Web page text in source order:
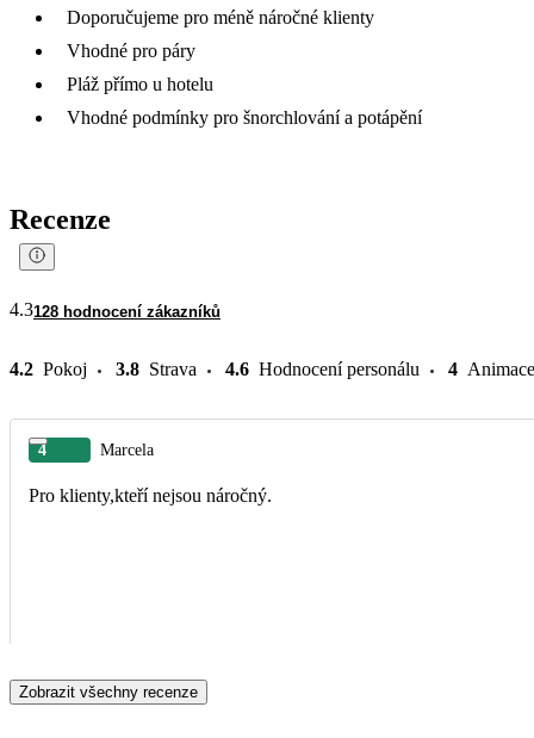
Doporučujeme pro méně náročné klienty
Vhodné pro páry
Pláž přímo u hotelu
Vhodné podmínky pro šnorchlování a potápění
Recenze
4.3128 hodnocení zákazníků
4.2 Pokoj 3.8 Strava 4.6 Hodnocení personálu 4 Animace
4 Marcela
Pro klienty,kteří nejsou náročný.
Zobrazit všechny recenze